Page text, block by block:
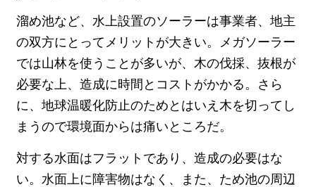
溜め池など、水上設置のソーラーは事業者、地主
の双方にとってメリットが大きい。メガソーラー
では山林を使うことが多いが、木の伐採、抜根が
必要な上、造成に時間とコストがかかる。さら
に、地球温暖化防止のためとはいえ木を切ってし
まうので環境面からは痛いところだ。
対する水面はフラットであり、造成の必要はな
い。水面上に障害物はなく、また、ため池の周辺